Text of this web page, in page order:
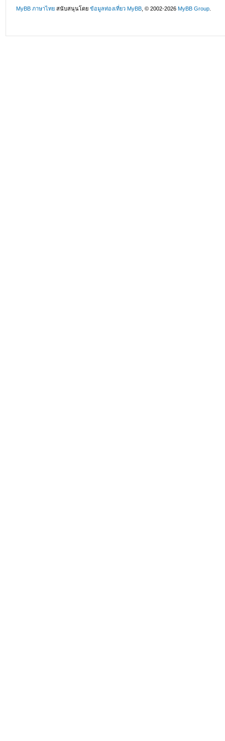
MyBB ภาษาไทย สนับสนุนโดยข้อมูลท่องเที่ยว MyBB , © 2002-2026MyBB Group